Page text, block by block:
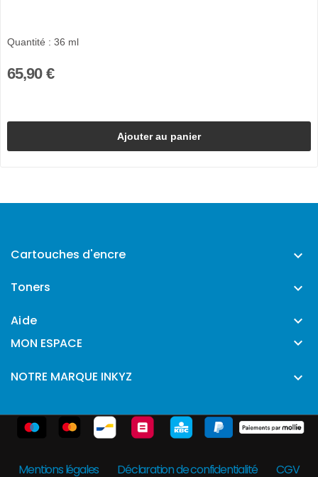
Quantité : 36 ml
65,90 €
Ajouter au panier
Cartouches d'encre 
Toners 
Aide 
MON ESPACE 
NOTRE MARQUE INKYZ 
Mentions légales Déclaration de confidentialité CGV